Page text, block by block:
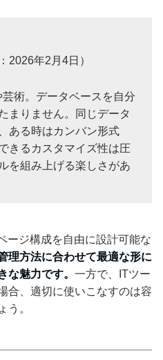
2026年2月4日）
芸術。データベースを自分
まりません。同じデータ
ある時はカンバン形式
きるカスタマイズ性は圧
を組み上げる楽しさがあ
ージ構成を自由に設計可能な
理方法に合わせて最適な形に
な魅力です。 一方で、ITツー
合、適切に使いこなすのは容
う。